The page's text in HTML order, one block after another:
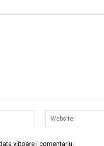
Email:*
viitoare i comentariu.